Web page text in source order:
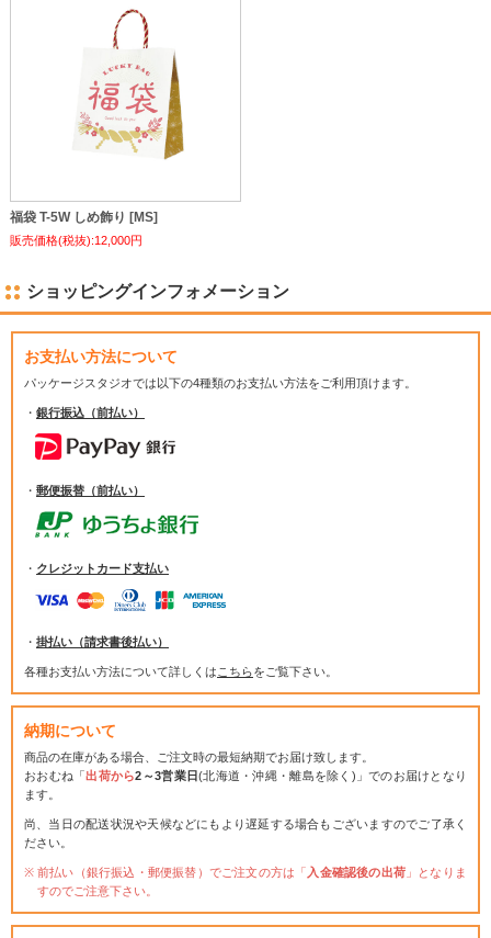
福袋 T-5W しめ飾り [MS]
販売価格(税抜):12,000円
ショッピングインフォメーション
お支払い方法について
パッケージスタジオでは以下の4種類のお支払い方法をご利用頂けます。
・ 銀行振込（前払い）
・ 郵便振替（前払い）
・ クレジットカード支払い
・ 掛払い（請求書後払い）
各種お支払い方法について詳しくは こちらをご覧下さい。
納期について
商品の在庫がある場合、ご注文時の最短納期でお届け致します。
おおむね「出荷から2～3営業日(北海道・沖縄・離島を除く)」でのお届けとなり
ます。
尚、当日の配送状況や天候などにもより遅延する場合もございますのでご了承く
ださい。
前払い（銀行振込・郵便振替）でご注文の方は「 入金確認後の出荷 」となりま
すのでご注意下さい。